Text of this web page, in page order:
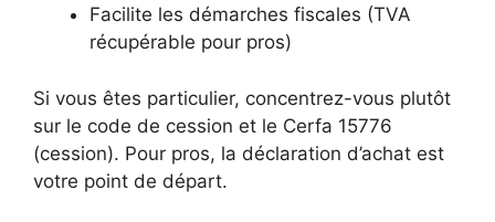
Facilite les démarches fiscales (TVA
récupérable pour pros)
Si vous êtes particulier, concentrez-vous plutôt
sur le code de cession et le Cerfa 15776
(cession). Pour pros, la déclaration d’achat est
votre point de départ.